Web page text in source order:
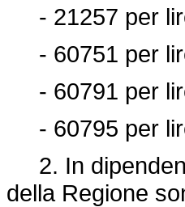
- 21257 per
- 60751 per
- 60791 per
- 60795 per
2. In
della Regione